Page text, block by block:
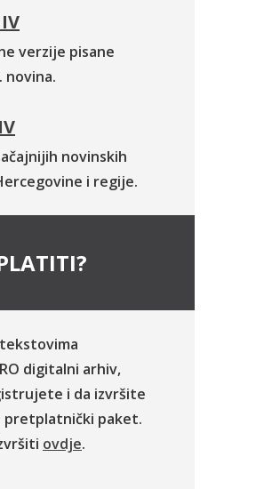
verzije pisane
novina.
novinskih
i regije.
digitalni arhiv,
i da izvršite
pretplatnički paket.
ovdje.